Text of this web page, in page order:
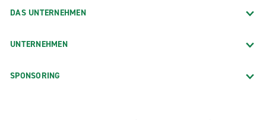
DAS UNTERNEHMEN
UNTERNEHMEN
SPONSORING